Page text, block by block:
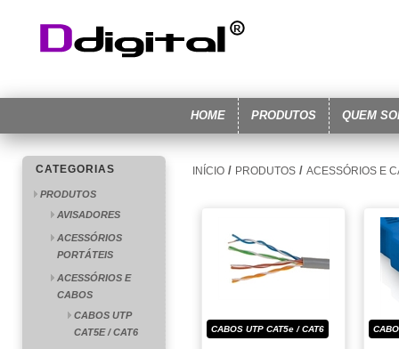
HOME PRODUTOS QUEM
CATEGORIAS
PRODUTOS
AVISADORES
ACESSÓRIOS
PORTÁTEIS
ACESSÓRIOS E
CABOS
CABOS UTP
CAT5E / CAT6
INÍCIO / PRODUTOS / ACESSÓRIOS E
CABOS UTP CAT5e / CAT6